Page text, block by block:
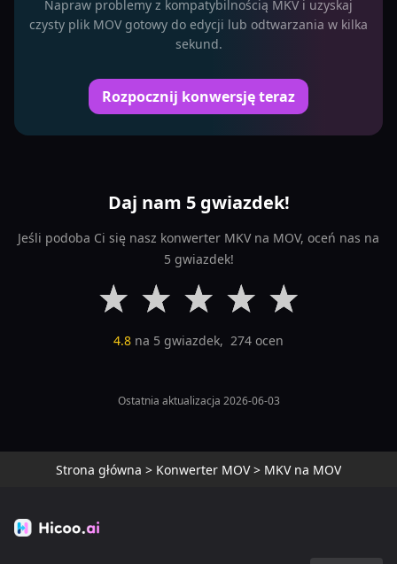
Napraw problemy z kompatybilnością MKV i uzyskaj
czysty plik MOV gotowy do edycji lub odtwarzania w kilka
sekund.
Rozpocznij konwersję teraz
Daj nam 5 gwiazdek!
Jeśli podoba Ci się nasz konwerter MKV na MOV, oceń nas na
5 gwiazdek!
4.8 na 5 gwiazdek, 274 ocen
Ostatnia aktualizacja 2026-06-03
Strona główna > Konwerter MOV> MKV na MOV